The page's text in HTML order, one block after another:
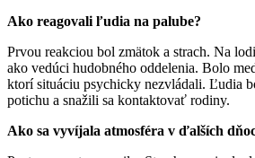
Ako reagovali ľudia na palube?
Prvou reakciou bol zmätok a strach. Na
ako vedúci hudobného oddelenia. Bolo
ktorí situáciu psychicky nezvládali. Ľudia
potichu a snažili sa kontaktovať rodiny.
Ako sa vyvíjala atmosféra v ďalších